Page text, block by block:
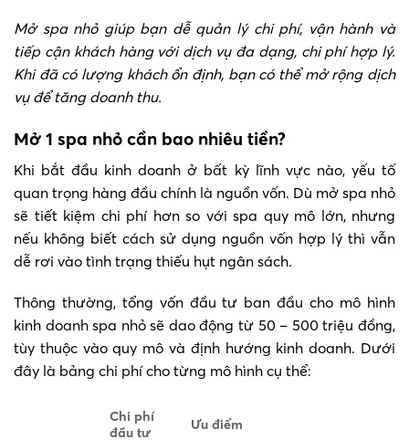
Mở spa nhỏ giúp bạn dễ quản lý chi phí, vận hành và
tiếp cận khách hàng với dịch vụ đa dạng, chi phí hợp lý.
Khi đã có lượng khách ổn định, bạn có thể mở rộng dịch
vụ để tăng doanh thu.
Mở 1 spa nhỏ cần bao nhiêu tiền?
Khi bắt đầu kinh doanh ở bất kỳ lĩnh vực nào, yếu tố
quan trọng hàng đầu chính là nguồn vốn. Dù mở spa nhỏ
sẽ tiết kiệm chi phí hơn so với spa quy mô lớn, nhưng
nếu không biết cách sử dụng nguồn vốn hợp lý thì vẫn
dễ rơi vào tình trạng thiếu hụt ngân sách.
Thông thường, tổng vốn đầu tư ban đầu cho mô hình
kinh doanh spa nhỏ sẽ dao động từ 50 – 500 triệu đồng,
tùy thuộc vào quy mô và định hướng kinh doanh. Dưới
đây là bảng chi phí cho từng mô hình cụ thể:
Chi phí
đầu tư
Ưu điểm